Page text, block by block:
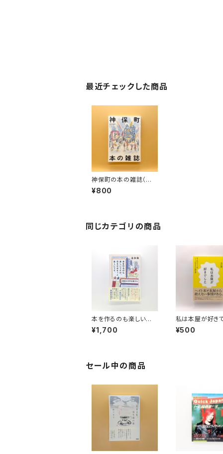
最近チェックした商品
神保町の本の雑誌（別
冊本の雑誌㉒）
¥800
同じカテゴリの商品
本を作るのも楽しいで
すが、売るのはもっと楽
しいです。
¥1,700
私は本屋が好き
た あふれるヘイ
つくって売るま
¥500
セール中の商品